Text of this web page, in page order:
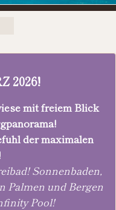
2026!
mit freiem Blick
der maximalen
Sonnenbaden,
Palmen und Bergen
Pool!